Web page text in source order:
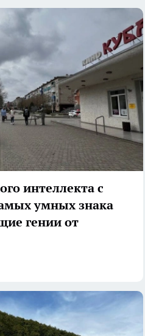
интеллекта с
умных знака
гении от